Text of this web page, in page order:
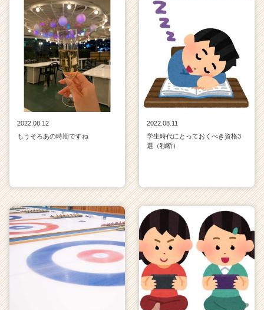
2022.08.12
もうそろあの時期ですね
2022.08.11
学生時代にとっておくべき資格3
選（独断）